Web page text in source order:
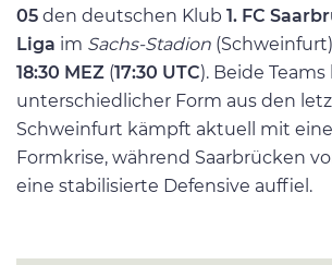
05 den deutschen Klub 1. FC
Liga im Sachs-Stadion
18:30 MEZ (17:30 UTC). Beide
unterschiedlicher Form aus den
Schweinfurt kämpft aktuell mit
Formkrise, während Saarbrücken
eine stabilisierte Defensive auffiel.